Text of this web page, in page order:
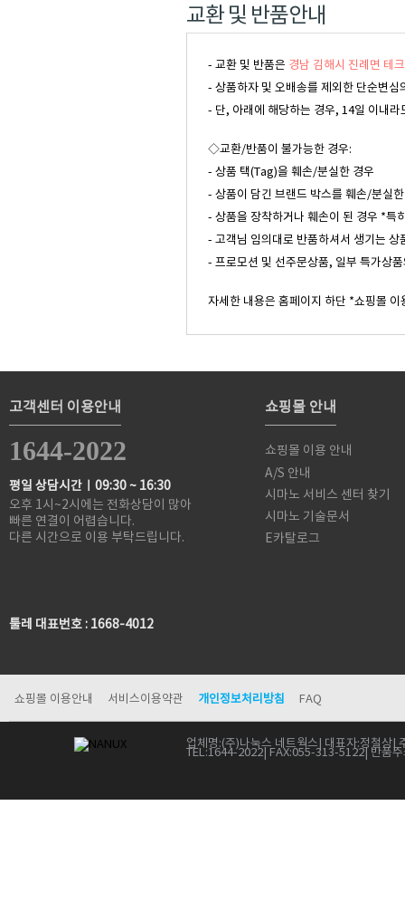
교환 및 반품안내
- 교환 및 반품은 경남 김해시 진례면 테
- 상품하자 및 오배송를 제외한 단순변
- 단, 아래에 해당하는 경우, 14일 이내
◇교환/반품이 불가능한 경우:
- 상품 택(Tag)을 훼손/분실한 경우
- 상품이 담긴 브랜드 박스를 훼손/분실
- 상품을 장착하거나 훼손이 된 경우 *특
- 고객님 임의대로 반품하셔서 생기는 상
- 프로모션 및 선주문상품, 일부 특가상
자세한 내용은 홈페이지 하단 *쇼핑몰
고객센터 이용안내
1644-2022
평일 상담시간ㅣ09:30 ~ 16:30
오후 1시~2시에는 전화상담이 많아
빠른 연결이 어렵습니다.
다른 시간으로 이용 부탁드립니다.
툴레 대표번호 : 1668-4012
쇼핑몰 안내
쇼핑몰 이용 안내
A/S 안내
시마노 서비스 센터 찾기
시마노 기술문서
E카탈로그
쇼핑몰 이용안내 서비스이용약관 개인정보처리방침 FAQ
업체명:(주)나눅스 네트웍스 | 대표자:정철상|
TEL:1644-2022 | FAX:055-313-5122 | 반품